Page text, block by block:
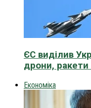
ЄС виділив
дрони, ракети
Економіка